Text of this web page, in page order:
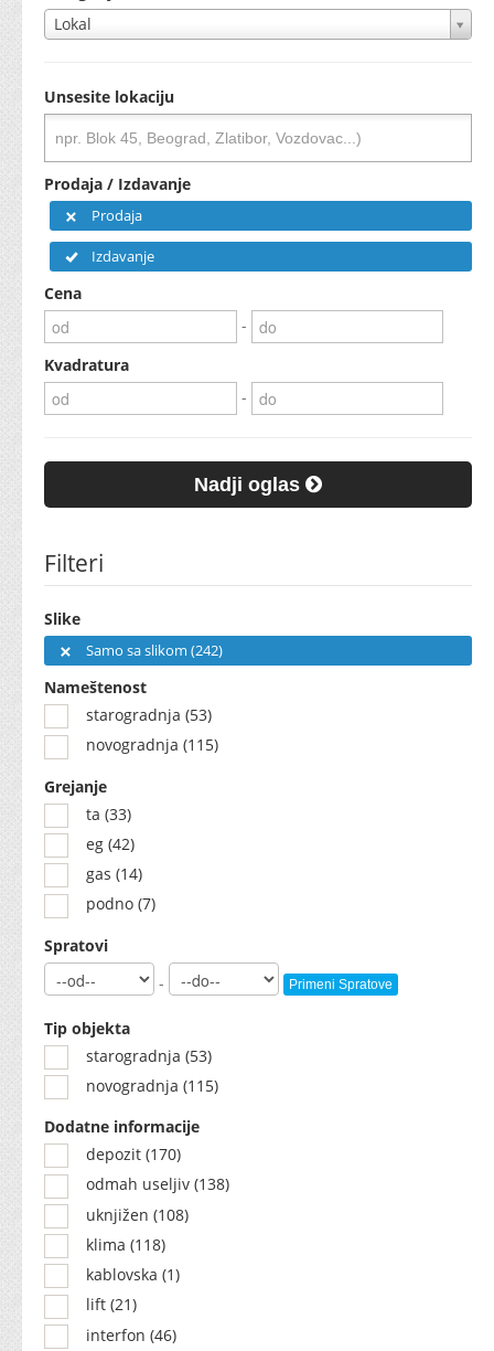
Lokal
Unsesite lokaciju
Prodaja / Izdavanje
Prodaja
Izdavanje
Cena
-
Kvadratura
-
Nadji oglas
Filteri
Slike
Samo sa slikom (242)
Nameštenost
starogradnja (53)
novogradnja (115)
Grejanje
ta (33)
eg (42)
gas (14)
podno (7)
Spratovi
-
Primeni Spratove
Tip objekta
starogradnja (53)
novogradnja (115)
Dodatne informacije
depozit (170)
odmah useljiv (138)
uknjižen (108)
klima (118)
kablovska (1)
lift (21)
interfon (46)